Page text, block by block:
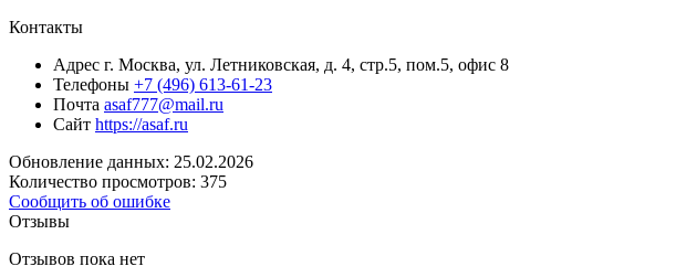
Контакты
Адрес г. Москва, ул. Летниковская, д. 4, стр.5, пом.5, офис 8
Телефоны +7 (496) 613-61-23
Почта asaf777@mail.ru
Сайт https://asaf.ru
Обновление данных: 25.02.2026
Количество просмотров: 375
Сообщить об ошибке
Отзывы
Отзывов пока нет